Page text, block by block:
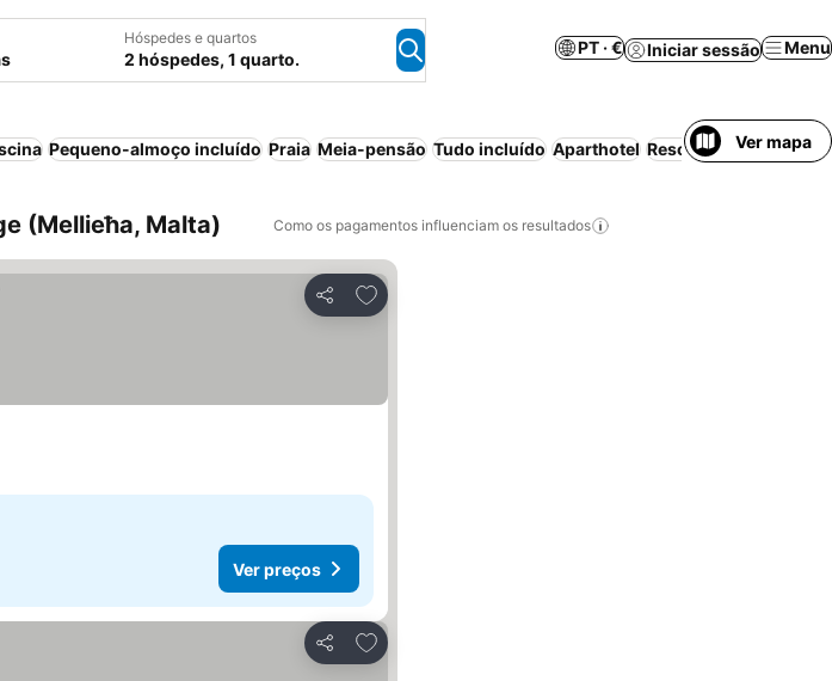
Hóspedes e quartos
2 hóspedes, 1 quarto.
PT · € Iniciar sessão Menu
Pequeno-almoço incluído Praia Meia-pensão Tudo incluído Aparthotel Resort Casa/Ver mapa
(Mellieħa, Malta) Como os pagamentos influenciam os resultados
Partilhar
Adicionar aos favoritos
Ver preços
Partilhar
Adicionar aos favoritos